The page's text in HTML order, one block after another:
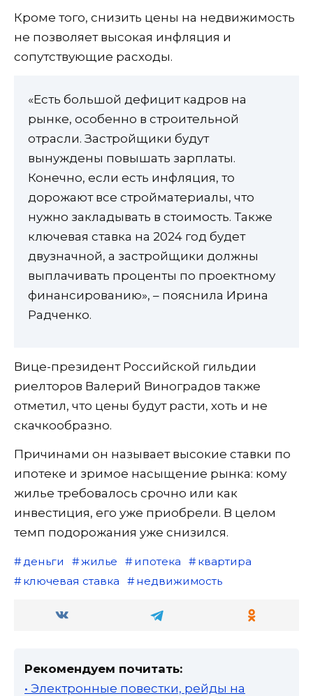
Кроме того, снизить цены на недвижимость
не позволяет высокая инфляция и
сопутствующие расходы.
«Есть большой дефицит кадров на
рынке, особенно в строительной
отрасли. Застройщики будут
вынуждены повышать зарплаты.
Конечно, если есть инфляция, то
дорожают все стройматериалы, что
нужно закладывать в стоимость. Также
ключевая ставка на 2024 год будет
двузначной, а застройщики должны
выплачивать проценты по проектному
финансированию», – пояснила Ирина
Радченко.
Вице-президент Российской гильдии
риелторов Валерий Виноградов также
отметил, что цены будут расти, хоть и не
скачкообразно.
Причинами он называет высокие ставки по
ипотеке и зримое насыщение рынка: кому
жилье требовалось срочно или как
инвестиция, его уже приобрели. В целом
темп подорожания уже снизился.
деньги жилье ипотека
квартира
ключевая ставка
недвижимость
Рекомендуем почитать:
• Электронные повестки, рейды на